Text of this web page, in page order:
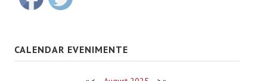
CALENDAR EVENIMENTE